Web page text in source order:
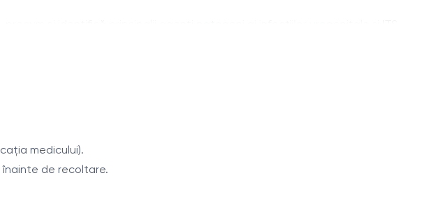
medicului).
de recoltare.